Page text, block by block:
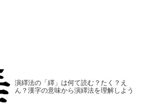
演繹法の「繹」は何て読む？たく？え
ん？漢字の意味から演繹法を理解しよう